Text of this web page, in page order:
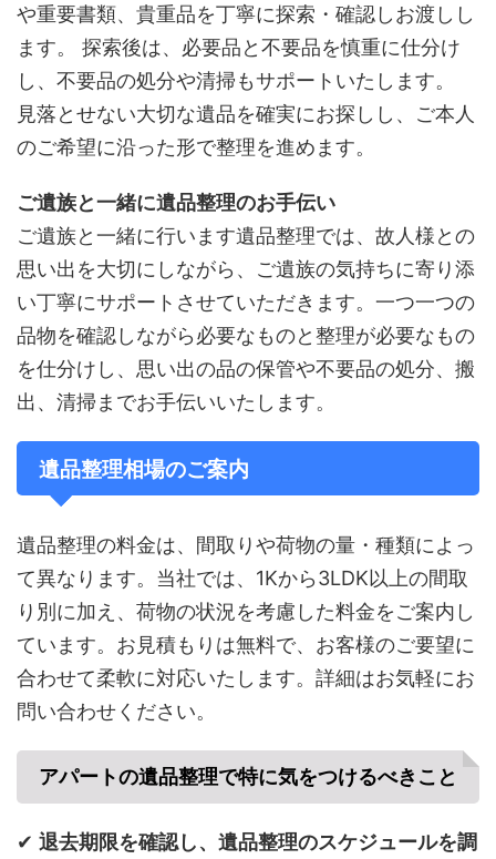
や重要書類、貴重品を丁寧に探索・確認しお渡しし
ます。 探索後は、必要品と不要品を慎重に仕分け
し、不要品の処分や清掃もサポートいたします。
見落とせない大切な遺品を確実にお探しし、ご本人
のご希望に沿った形で整理を進めます。
ご遺族と一緒に遺品整理のお手伝い
ご遺族と一緒に行います遺品整理では、故人様との
思い出を大切にしながら、ご遺族の気持ちに寄り添
い丁寧にサポートさせていただきます。一つ一つの
品物を確認しながら必要なものと整理が必要なもの
を仕分けし、思い出の品の保管や不要品の処分、搬
出、清掃までお手伝いいたします。
遺品整理相場のご案内
遺品整理の料金は、間取りや荷物の量・種類によっ
て異なります。当社では、1Kから3LDK以上の間取
り別に加え、荷物の状況を考慮した料金をご案内し
ています。お見積もりは無料で、お客様のご要望に
合わせて柔軟に対応いたします。詳細はお気軽にお
問い合わせください。
アパートの遺品整理で特に気をつけるべきこと
✔ 退去期限を確認し、遺品整理のスケジュールを調